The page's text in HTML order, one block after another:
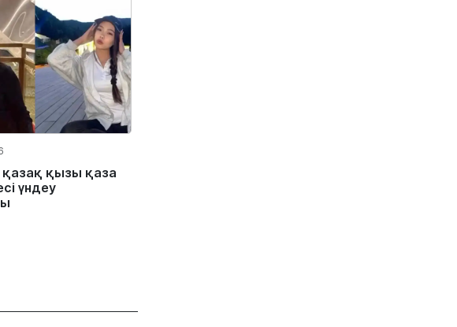
қызы қаза
үндеу